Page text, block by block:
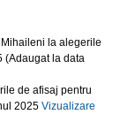
la alegerile
(Adaugat la data
de afisaj pentru
2025 Vizualizare